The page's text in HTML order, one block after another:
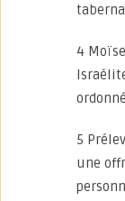
4
5
une